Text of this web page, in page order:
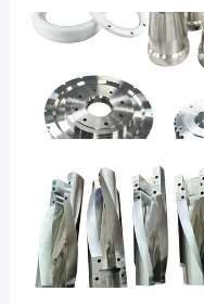
5
軸
CNC
加
工
ス
ア